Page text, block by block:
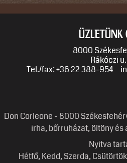
ÜZLETÜNK
8000
Rákóczi
Tel./fax: +36 22 388-954
Don Corleone - 8000
irha, bőrruházat, öltöny és
Nyitva
Hétfő, Kedd, Szerda,